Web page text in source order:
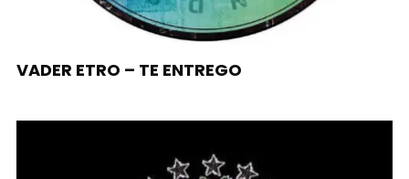
VADER ETRO – TE ENTREGO